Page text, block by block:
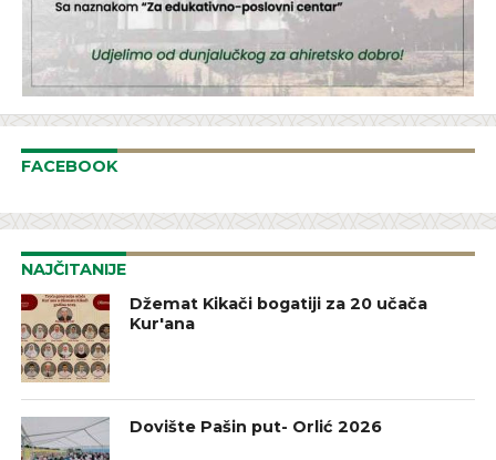
FACEBOOK
NAJČITANIJE
Džemat Kikači bogatiji za 20 učača
Kur'ana
Dovište Pašin put- Orlić 2026